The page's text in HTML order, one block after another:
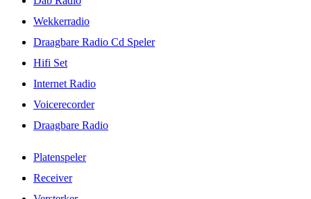
Wekkerradio
Draagbare Radio Cd Speler
Hifi Set
Internet Radio
Voicerecorder
Draagbare Radio
Platenspeler
Receiver